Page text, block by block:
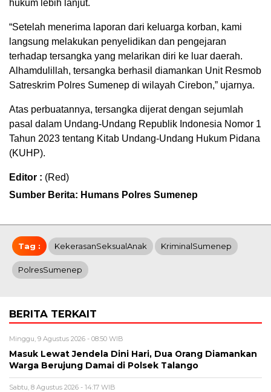
hukum lebih lanjut.
“Setelah menerima laporan dari keluarga korban, kami
langsung melakukan penyelidikan dan pengejaran
terhadap tersangka yang melarikan diri ke luar daerah.
Alhamdulillah, tersangka berhasil diamankan Unit Resmob
Satreskrim Polres Sumenep di wilayah Cirebon,” ujarnya.
Atas perbuatannya, tersangka dijerat dengan sejumlah
pasal dalam Undang-Undang Republik Indonesia Nomor 1
Tahun 2023 tentang Kitab Undang-Undang Hukum Pidana
(KUHP).
Editor : (Red)
Sumber Berita: Humans Polres Sumenep
Tag : KekerasanSeksualAnak KriminalSumenep
PolresSumenep
BERITA TERKAIT
Minggu, 9 Agustus 2026 - 08:50 WIB
Masuk Lewat Jendela Dini Hari, Dua Orang Diamankan
Warga Berujung Damai di Polsek Talango
Sabtu, 8 Agustus 2026 - 14:17 WIB